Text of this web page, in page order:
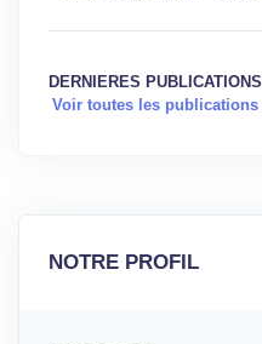
DERNIERES PUBLICATIONS
Voir toutes les publications
NOTRE PROFIL